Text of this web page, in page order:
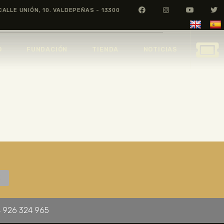
UNIÓN, 10. VALDEPEÑAS - 13300
926 324 965